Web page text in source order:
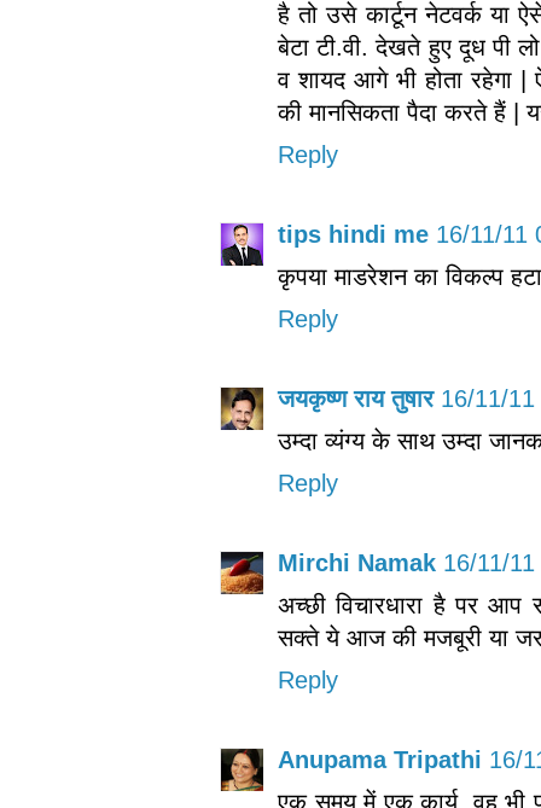
है तो उसे कार्टून नेटवर्क या
बेटा टी.वी. देखते हुए दूध पी
व शायद आगे भी होता रहेगा |
की मानसिकता पैदा करते हैं |
Reply
tips hindi me 16/11/11
कृपया माडरेशन का विकल्प
Reply
जयकृष्ण राय तुषार 16/11/
उम्दा व्यंग्य के साथ उम्दा
Reply
Mirchi Namak 16/11/
अच्छी विचारधारा है पर
सक्ते ये आज की मजबूरी या
Reply
Anupama Tripathi 16/
एक समय में एक कार्य, वह भी